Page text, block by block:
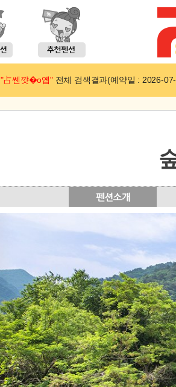
"占쎈꺗�ο옙"전체 검색결과(예약일 : 2026-